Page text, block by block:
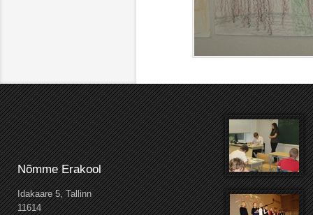
Nõmme Erakool
Idakaare 5, Tallinn
11614